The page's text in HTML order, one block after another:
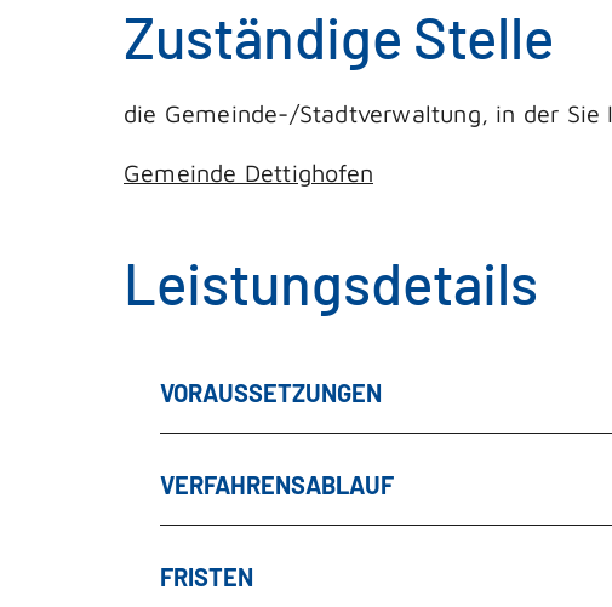
Zuständige Stelle
die Gemeinde-/Stadtverwaltung, in der Sie
Gemeinde Dettighofen
Leistungsdetails
VORAUSSETZUNGEN
VERFAHRENSABLAUF
FRISTEN